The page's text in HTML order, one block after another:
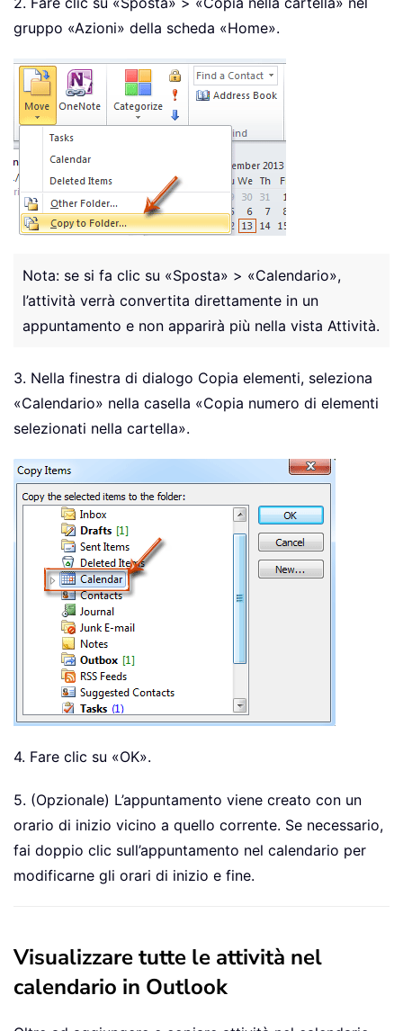
gruppo «Azioni» della scheda «Home».
Nota: se si fa clic su «Sposta» > «Calendario»,
l’attività verrà convertita direttamente in un
appuntamento e non apparirà più nella vista Attività.
3. Nella finestra di dialogo Copia elementi, seleziona
«Calendario» nella casella «Copia numero di elementi
selezionati nella cartella».
4. Fare clic su «OK».
5. (Opzionale) L’appuntamento viene creato con un
orario di inizio vicino a quello corrente. Se necessario,
fai doppio clic sull’appuntamento nel calendario per
modificarne gli orari di inizio e fine.
Visualizzare tutte le attività nel
calendario in Outlook